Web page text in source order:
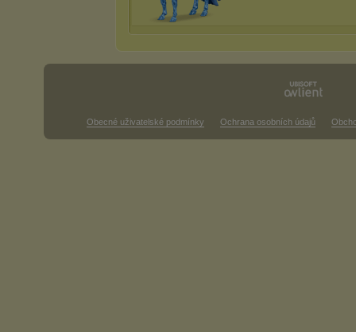
Obecné uživatelské podmínky Ochrana osobních údajů